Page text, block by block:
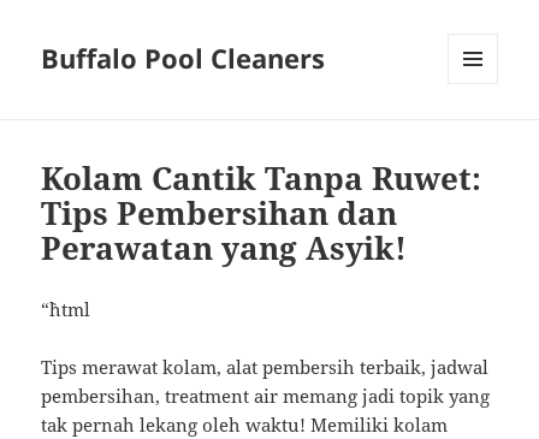
Buffalo Pool Cleaners
Kolam Cantik Tanpa Ruwet:
Tips Pembersihan dan
Perawatan yang Asyik!
“`html
Tips merawat kolam, alat pembersih terbaik, jadwal
pembersihan, treatment air memang jadi topik yang
tak pernah lekang oleh waktu! Memiliki kolam